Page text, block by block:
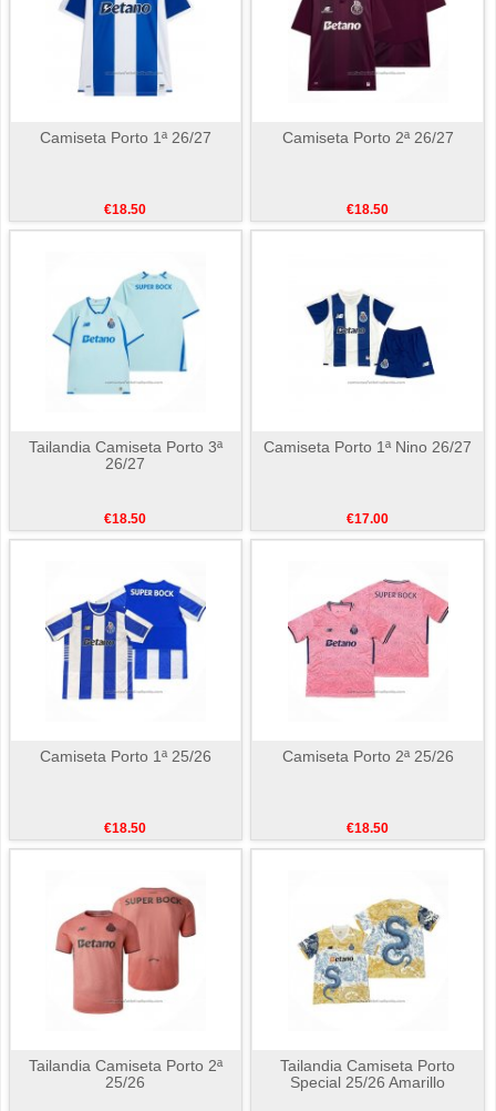
Camiseta Porto 1ª 26/27
€18.50
Camiseta Porto 2ª 26/27
€18.50
Tailandia Camiseta Porto 3ª
26/27
€18.50
Camiseta Porto 1ª Nino 26/27
€17.00
Camiseta Porto 1ª 25/26
€18.50
Camiseta Porto 2ª 25/26
€18.50
Tailandia Camiseta Porto 2ª
25/26
Tailandia Camiseta Porto
Special 25/26 Amarillo